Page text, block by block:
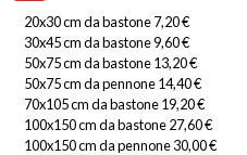
20x30 cm da bastone 7,20 €
30x45 cm da bastone 9,60 €
50x75 cm da bastone 13,20 €
50x75 cm da pennone 14,40 €
70x105 cm da bastone 19,20 €
100x150 cm da bastone 27,60 €
100x150 cm da pennone 30,00 €